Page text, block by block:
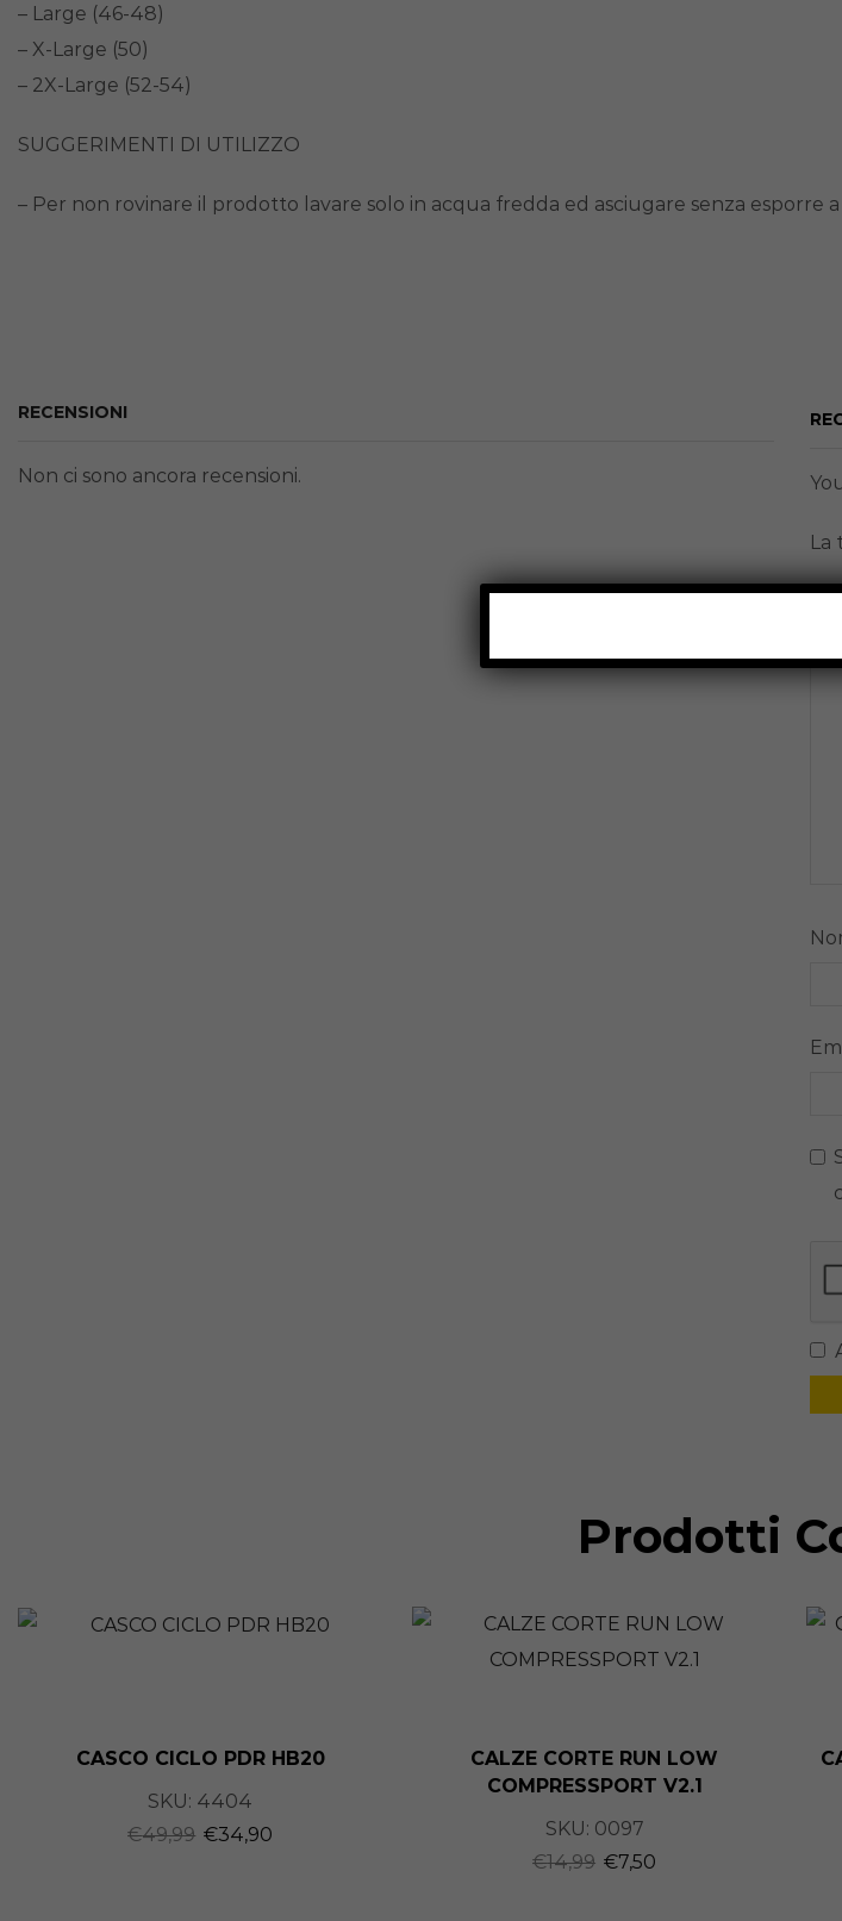
– Large (46-48)
– X-Large (50)
– 2X-Large (52-54)
SUGGERIMENTI DI UTILIZZO
– Per non rovinare il prodotto lavare solo in acqua fredda ed asciugare senza esporre
RECENSIONI
Non ci sono ancora recensioni.
La
Prodotti
CASCO CICLO PDR HB20
SKU: 4404
€49,99 €34,90
CALZE CORTE RUN LOW
COMPRESSPORT V2.1
SKU: 0097
€14,99 €7,50